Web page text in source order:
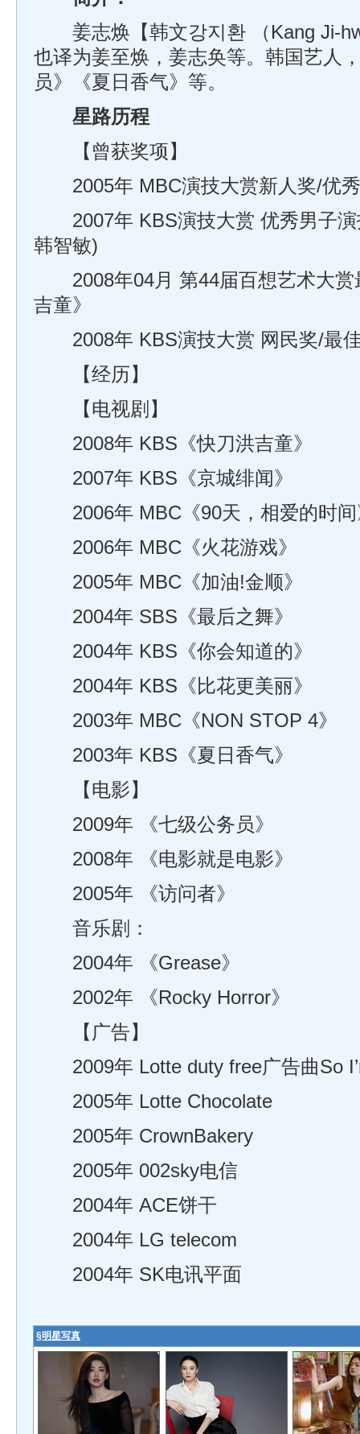
姜志焕【韩文강지환 （Kang Ji-
也译为姜至焕，姜志奂等。韩国艺人
员》《夏日香气》等。
星路历程
【曾获奖项】
2005年 MBC演技大赏新人奖/优
2007年 KBS演技大赏 优秀男子演
韩智敏)
2008年04月 第44届百想艺术大赏
吉童》
2008年 KBS演技大赏 网民奖/最佳
【经历】
【电视剧】
2008年 KBS《快刀洪吉童》
2007年 KBS《京城绯闻》
2006年 MBC《90天，相爱的时间
2006年 MBC《火花游戏》
2005年 MBC《加油!金顺》
2004年 SBS《最后之舞》
2004年 KBS《你会知道的》
2004年 KBS《比花更美丽》
2003年 MBC《NON STOP 4》
2003年 KBS《夏日香气》
【电影】
2009年 《七级公务员》
2008年 《电影就是电影》
2005年 《访问者》
音乐剧：
2004年 《Grease》
2002年 《Rocky Horror》
【广告】
2009年 Lotte duty free广告曲So
2005年 Lotte Chocolate
2005年 CrownBakery
2005年 002sky电信
2004年 ACE饼干
2004年 LG telecom
2004年 SK电讯平面
§明星写真